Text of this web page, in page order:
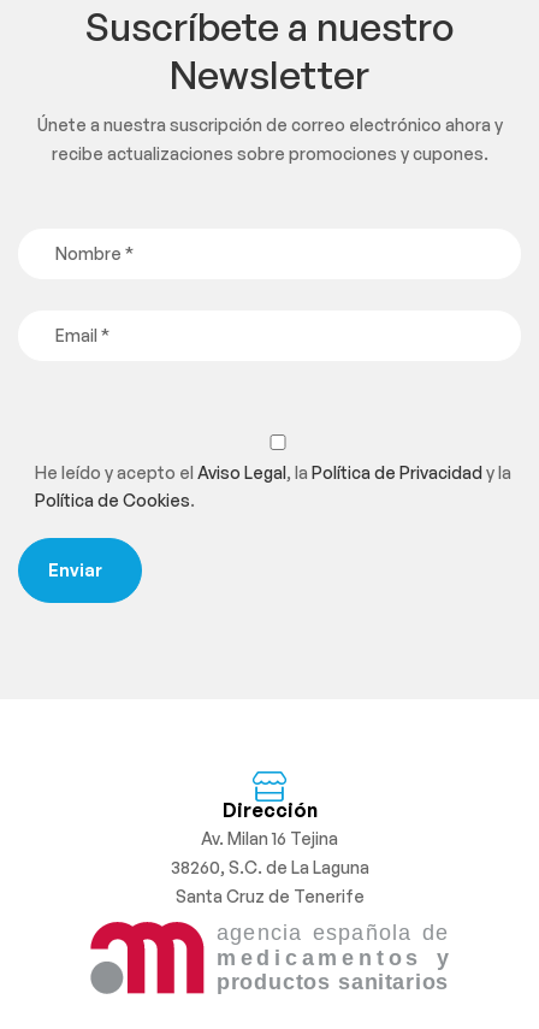
Suscríbete a nuestro
Newsletter
Únete a nuestra suscripción de correo electrónico ahora y
recibe actualizaciones sobre promociones y cupones.
He leído y acepto el Aviso Legal, la Política de Privacidady la
Política de Cookies.
Dirección
Av. Milan 16 Tejina
38260, S.C. de La Laguna
Santa Cruz de Tenerife